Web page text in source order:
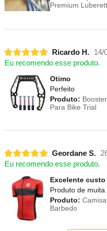
Premium
Ricardo H.
14/
Eu recomendo esse produto.
Otimo
Perfeito
Produto:
Para Bike Trial
Geordane S.
Eu recomendo esse produto.
Excelente
Produto de
Produto:
Barbedo